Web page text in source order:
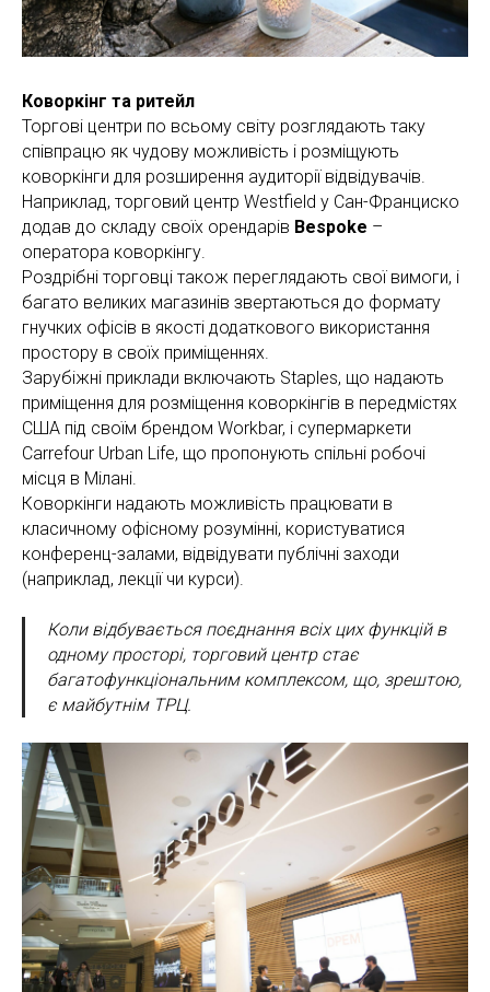
Коворкінг та ритейл
Торгові центри по всьому світу розглядають таку
співпрацю як чудову можливість і розміщують
коворкінги для розширення аудиторії відвідувачів.
Наприклад, торговий центр Westfield у Сан-Франциско
додав до складу своїх орендарів Bespoke –
оператора коворкінгу.
Роздрібні торговці також переглядають свої вимоги, і
багато великих магазинів звертаються до формату
гнучких офісів в якості додаткового використання
простору в своїх приміщеннях.
Зарубіжні приклади включають Staples, що надають
приміщення для розміщення коворкінгів в передмістях
США під своїм брендом Workbar, і супермаркети
Carrefour Urban Life, що пропонують спільні робочі
місця в Мілані.
Коворкінги надають можливість працювати в
класичному офісному розумінні, користуватися
конференц-залами, відвідувати публічні заходи
(наприклад, лекції чи курси).
Коли відбувається поєднання всіх цих функцій в
одному просторі, торговий центр стає
багатофункціональним комплексом, що, зрештою,
є майбутнім ТРЦ.